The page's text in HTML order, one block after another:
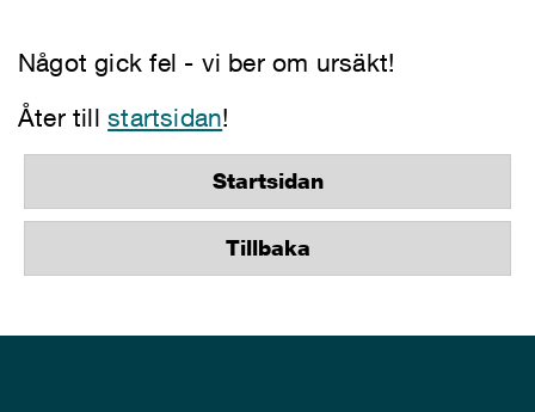
Något gick fel - vi ber om ursäkt!
Åter tillstartsidan!
Startsidan
Tillbaka